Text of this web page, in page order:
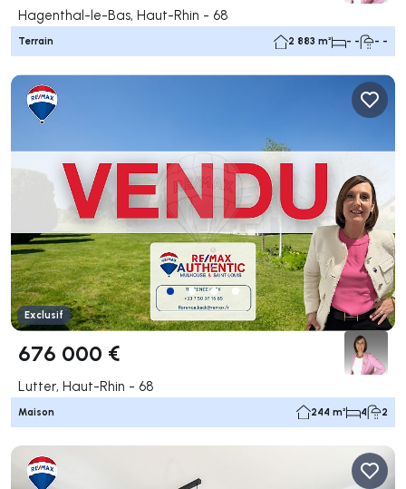
Hagenthal-le-Bas, Haut-Rhin - 68
Terrain 2 883 m² - - - -
Exclusif
676 000 €
Lutter, Haut-Rhin - 68
Maison 244 m² 4 2